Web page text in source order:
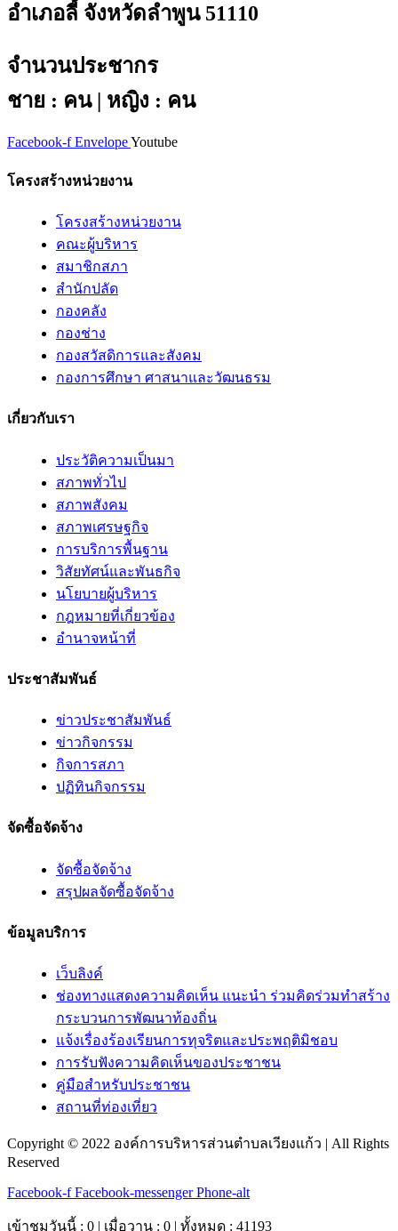
อำเภอลี้ จังหวัดลำพูน 51110
จำนวนประชากร
ชาย : คน | หญิง : คน
Facebook-f EnvelopeYoutube
โครงสร้างหน่วยงาน
โครงสร้างหน่วยงาน
คณะผู้บริหาร
สมาชิกสภา
สำนักปลัด
กองคลัง
กองช่าง
กองสวัสดิการและสังคม
กองการศึกษา ศาสนาและวัฒนธรม
เกี่ยวกับเรา
ประวัติความเป็นมา
สภาพทั่วไป
สภาพสังคม
สภาพเศรษฐกิจ
การบริการพื้นฐาน
วิสัยทัศน์และพันธกิจ
นโยบายผู้บริหาร
กฎหมายที่เกี่ยวข้อง
อํานาจหน้าที่
ประชาสัมพันธ์
ข่าวประชาสัมพันธ์
ข่าวกิจกรรม
กิจการสภา
ปฏิทินกิจกรรม
จัดซื้อจัดจ้าง
จัดซื้อจัดจ้าง
สรุปผลจัดซื้อจัดจ้าง
ข้อมูลบริการ
เว็บลิงค์
ช่องทางแสดงความคิดเห็น แนะนำ ร่วมคิดร่วมทำสร้าง
กระบวนการพัฒนาท้องถิ่น
แจ้งเรื่องร้องเรียนการทุจริตและประพฤติมิชอบ
การรับฟังความคิดเห็นของประชาชน
คู่มือสำหรับประชาชน
สถานที่ท่องเที่ยว
Copyright © 2022 องค์การบริหารส่วนตำบลเวียงแก้ว | All Rights
Reserved
Facebook-f Facebook-messenger Phone-alt
เข้าชมวันนี้ : 0 | เมื่อวาน : 0 | ทั้งหมด : 41193